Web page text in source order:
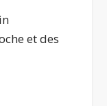
et des